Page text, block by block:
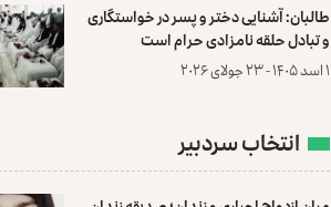
طالبان: آشنایی دختر و پسر در خواستگاری
و تبادل حلقه نامزادی حرام است
۱ اسد ۱۴۰۵ - ۲۳ جولای ۲۰۲۶
انتخاب سردبیر